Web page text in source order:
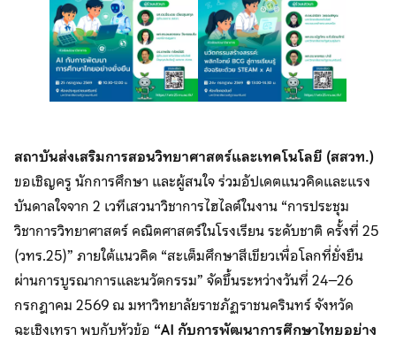
สถาบันส่งเสริมการสอนวิทยาศาสตร์และเทคโนโลยี (สสวท.)
ขอเชิญครู นักการศึกษา และผู้สนใจ ร่วมอัปเดตแนวคิดและแรง
บันดาลใจจาก 2 เวทีเสวนาวิชาการไฮไลต์ในงาน “การประชุม
วิชาการวิทยาศาสตร์ คณิตศาสตร์ในโรงเรียน ระดับชาติ ครั้งที่ 25
(วทร.25)” ภายใต้แนวคิด “สะเต็มศึกษาสีเขียวเพื่อโลกที่ยั่งยืน
ผ่านการบูรณาการและนวัตกรรม” จัดขึ้นระหว่างวันที่ 24–26
กรกฎาคม 2569 ณ มหาวิทยาลัยราชภัฏราชนครินทร์ จังหวัด
ฉะเชิงเทรา พบกับหัวข้อ “AI กับการพัฒนาการศึกษาไทยอย่าง